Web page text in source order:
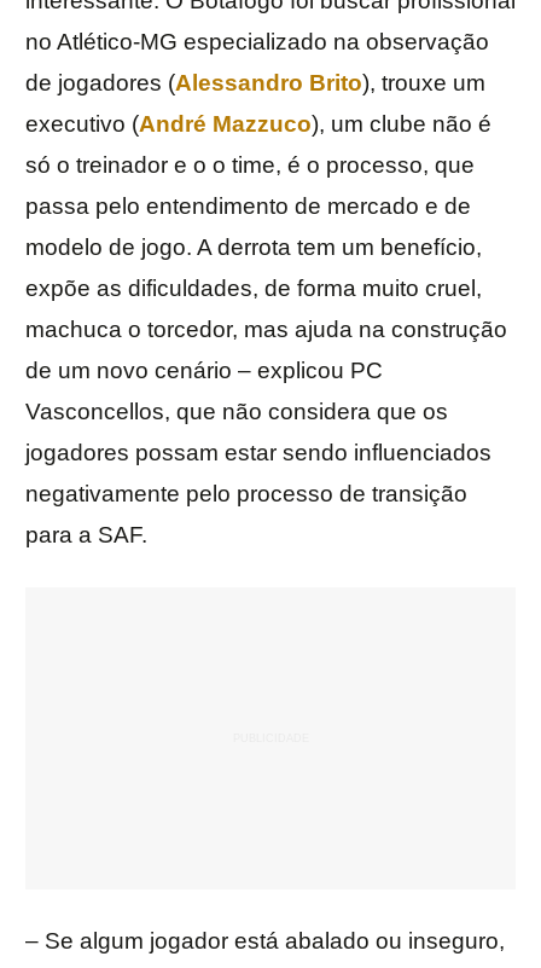
no Atlético-MG especializado na observação
de jogadores (Alessandro Brito), trouxe um
executivo (André Mazzuco), um clube não é
só o treinador e o o time, é o processo, que
passa pelo entendimento de mercado e de
modelo de jogo. A derrota tem um benefício,
expõe as dificuldades, de forma muito cruel,
machuca o torcedor, mas ajuda na construção
de um novo cenário – explicou PC
Vasconcellos, que não considera que os
jogadores possam estar sendo influenciados
negativamente pelo processo de transição
para a SAF.
– Se algum jogador está abalado ou inseguro,